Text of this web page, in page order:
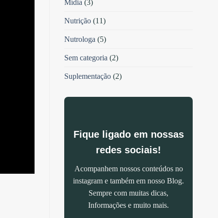
Mídia (3)
Nutrição (11)
Nutrologa (5)
Sem categoria (2)
Suplementação (2)
Fique ligado em nossas
redes sociais!
Acompanhem nossos conteúdos no
instagram e também em nosso Blog.
Sempre com muitas dicas,
Informações e muito mais.